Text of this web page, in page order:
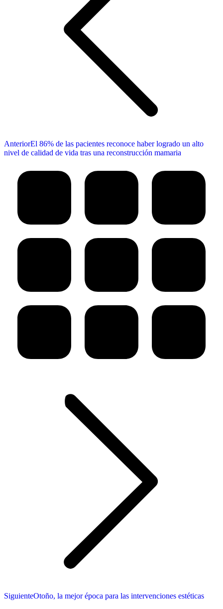
AnteriorPublicación
anterior:
El 86% de las pacientes reconoce haber logrado un alto
nivel de calidad de vida tras una reconstrucción mamaria
SiguientePublicación
Otoño, la mejor época para las intervenciones estéticas